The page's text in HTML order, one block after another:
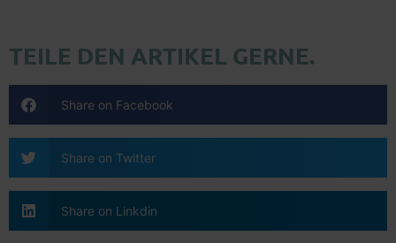
TEILE DEN ARTIKEL GERNE.
Share on Facebook
Share on Twitter
Share on Linkdin